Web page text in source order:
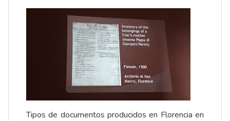
Tipos de documentos producidos en Florencia en